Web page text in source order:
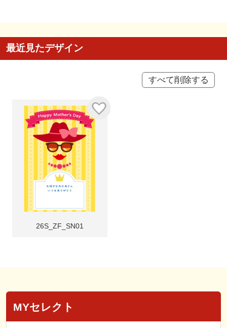
最近見たデザイン
すべて削除する
26S_ZF_SN01
MYセレクト